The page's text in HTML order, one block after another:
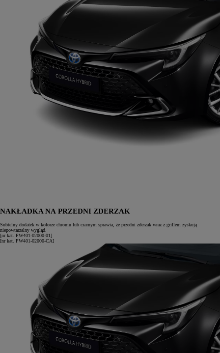
NAKŁADKA NA PRZEDNI ZDERZAK
Subtelny dodatek w kolorze chromu lub czarnym sprawia, że przedni zderzak wraz z grillem zyskują
niepowtarzalny wygląd.
[nr kat. PW401-02000-01]
[nr kat. PW401-02000-CA]